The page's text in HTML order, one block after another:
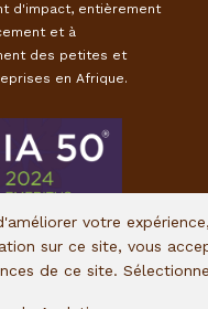
d'impact, entièrement
et à
des petites et
en Afrique.
votre
sur ce site, vous
de ce site.